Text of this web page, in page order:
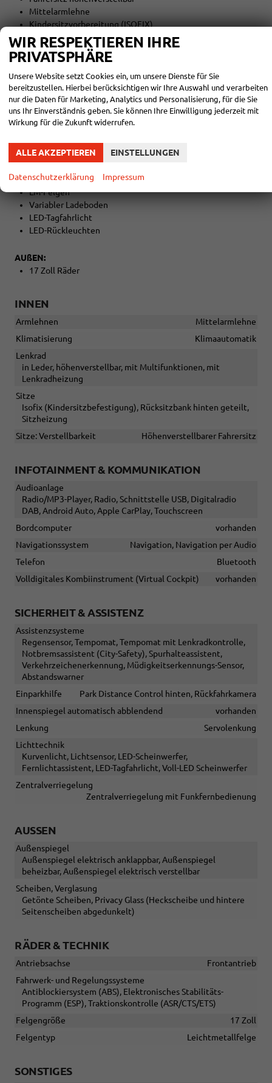
Mittelarmlehne
Kindersitzvorbereitung (ISOFIX)
Rücksitzbank teilbar
5 Kopfstützen
Lederschalthebel
Multifunktionslenkrad
Lederlenkrad
Lenkrad höhenverstellbar
EXTRAS:
Abgedunkelte Seiten-/Heckscheibe
Colorverglasung
Gepäckraumabdeckung
LM-Felgen
Variabler Ladeboden
LED-Tagfahrlicht
LED-Rückleuchten
AUßEN:
17 Zoll Räder
INNEN
Armlehnen
Mittelarmlehne
Klimatisierung
Klimaautomatik
Lenkrad
in Leder, höhenverstellbar, mit Multifunktionen, mit
Lenkradheizung
Sitze
Isofix (Kindersitzbefestigung), Rücksitzbank hinten geteilt,
Sitzheizung
Sitze: Verstellbarkeit
Höhenverstellbarer Fahrersitz
INFOTAINMENT & KOMMUNIKATION
Audioanlage
Radio/MP3-Player, Radio, Schnittstelle USB, Digitalradio
DAB, Android Auto, Apple CarPlay, Touchscreen
Bordcomputer
vorhanden
Navigationssystem
Navigation, Navigation per Audio
Telefon
Bluetooth
Volldigitales Kombiinstrument (Virtual Cockpit)
vorhanden
SICHERHEIT & ASSISTENZ
Assistenzsysteme
Regensensor, Tempomat, Tempomat mit Lenkradkontrolle,
Notbremsassistent (City-Safety), Spurhalteassistent,
Verkehrzeichenerkennung, Müdigkeitserkennungs-Sensor,
Abstandswarner
Einparkhilfe
Park Distance Control hinten, Rückfahrkamera
Innenspiegel automatisch abblendend
vorhanden
Lenkung
Servolenkung
Lichttechnik
Kurvenlicht, Lichtsensor, LED-Scheinwerfer,
Fernlichtassistent, LED-Tagfahrlicht, Voll-LED Scheinwerfer
Zentralverriegelung
Zentralverriegelung mit Funkfernbedienung
AUSSEN
Außenspiegel
Außenspiegel elektrisch anklappbar, Außenspiegel
beheizbar, Außenspiegel elektrisch verstellbar
Scheiben, Verglasung
Getönte Scheiben, Privacy Glass (Heckscheibe und hintere
Seitenscheiben abgedunkelt)
RÄDER & TECHNIK
Antriebsachse
Frontantrieb
Fahrwerk- und Regelungssysteme
Antiblockiersystem (ABS), Elektronisches Stabilitäts-
Programm (ESP), Traktionskontrolle (ASR/CTS/ETS)
Felgengröße
17 Zoll
Felgentyp
Leichtmetallfelge
SONSTIGES
WIR RESPEKTIEREN IHRE
PRIVATSPHÄRE
Unsere Website setzt Cookies ein, um unsere Dienste für Sie
bereitzustellen. Hierbei berücksichtigen wir Ihre Auswahl und verarbeiten
nur die Daten für Marketing, Analytics und Personalisierung, für die Sie
uns Ihr Einverständnis geben. Sie können Ihre Einwilligung jederzeit mit
Wirkung für die Zukunft widerrufen.
ALLE AKZEPTIEREN EINSTELLUNGEN
Datenschutzerklärung Impressum